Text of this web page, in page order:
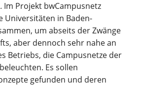
Im Projekt bwCampusnetz
Universitäten in Baden-
um abseits der Zwänge
aber dennoch sehr nahe an
Betriebs, die Campusnetze der
Es sollen
gefunden und deren